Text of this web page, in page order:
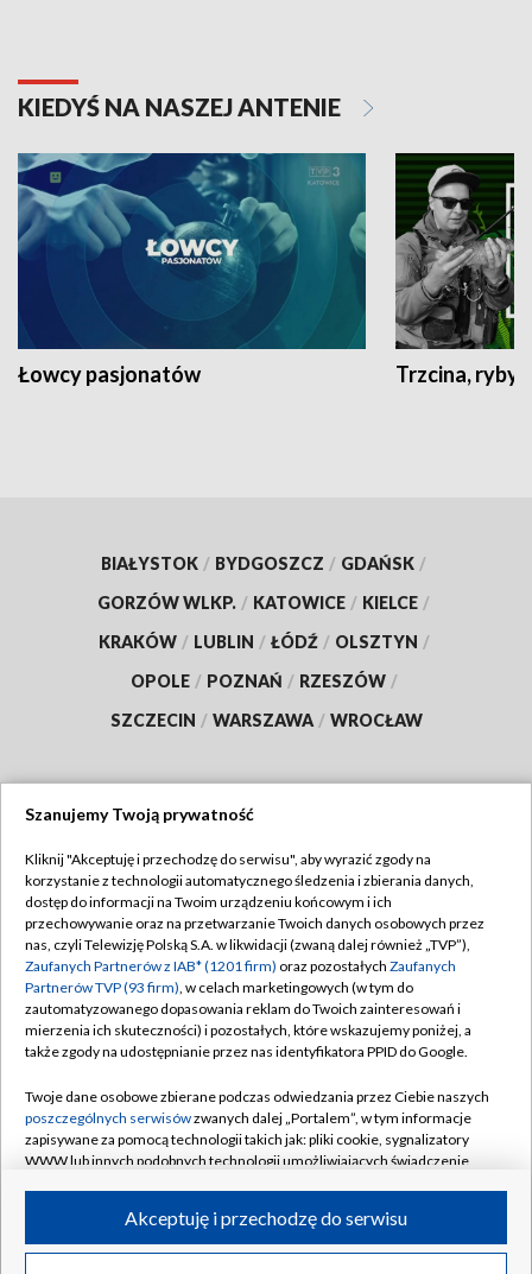
KIEDYŚ NA NASZEJ ANTENIE
Łowcy pasjonatów Trzcina, ryby
BIAŁYSTOK / BYDGOSZCZ / GDAŃSK /
GORZÓW WLKP. / KATOWICE / KIELCE /
KRAKÓW / LUBLIN / ŁÓDŹ / OLSZTYN /
OPOLE / POZNAŃ / RZESZÓW /
SZCZECIN / WARSZAWA / WROCŁAW
TVP
Abonament TVP
Emisja w TVP
Centrum informacji TVP
Naziemna Telewizja Cyfrowa
Rada Programowa
System NOS
Informacje o nadawcy
Program dla prasy
Regulamin TVP
Polityka prywatności
Moje zgody
Pomoc
Kontakt
Kanały
©2026 Telewizja Polska S.A. w likwidacji
Szanujemy Twoją prywatność
Kliknij "Akceptuję i przechodzę do serwisu", aby wyrazić zgody na
korzystanie z technologii automatycznego śledzenia i zbierania danych,
dostęp do informacji na Twoim urządzeniu końcowym i ich
przechowywanie oraz na przetwarzanie Twoich danych osobowych przez
nas, czyli Telewizję Polską S.A. w likwidacji (zwaną dalej również „TVP”),
Zaufanych Partnerów z IAB* (1201 firm) oraz pozostałych Zaufanych
Partnerów TVP (93 firm), w celach marketingowych (w tym do
zautomatyzowanego dopasowania reklam do Twoich zainteresowań i
mierzenia ich skuteczności) i pozostałych, które wskazujemy poniżej, a
także zgody na udostępnianie przez nas identyfikatora PPID do Google.
Twoje dane osobowe zbierane podczas odwiedzania przez Ciebie naszych
poszczególnych serwisówzwanych dalej „Portalem”, w tym informacje
zapisywane za pomocą technologii takich jak: pliki cookie, sygnalizatory
WWW lub innych podobnych technologii umożliwiających świadczenie
ruchu w Internecie.Akceptuję i przechodzę do serwisu